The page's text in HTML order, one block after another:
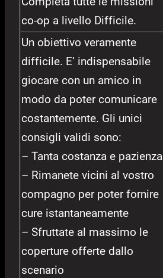
co-op a livello Difficile.
Un obiettivo veramente
difficile. E’ indispensabile
giocare con un amico in
modo da poter comunicare
costantemente. Gli unici
consigli validi sono:
– Tanta costanza e pazienza
– Rimanete vicini al vostro
compagno per poter fornire
cure istantaneamente
– Sfruttate al massimo le
coperture offerte dallo
scenario